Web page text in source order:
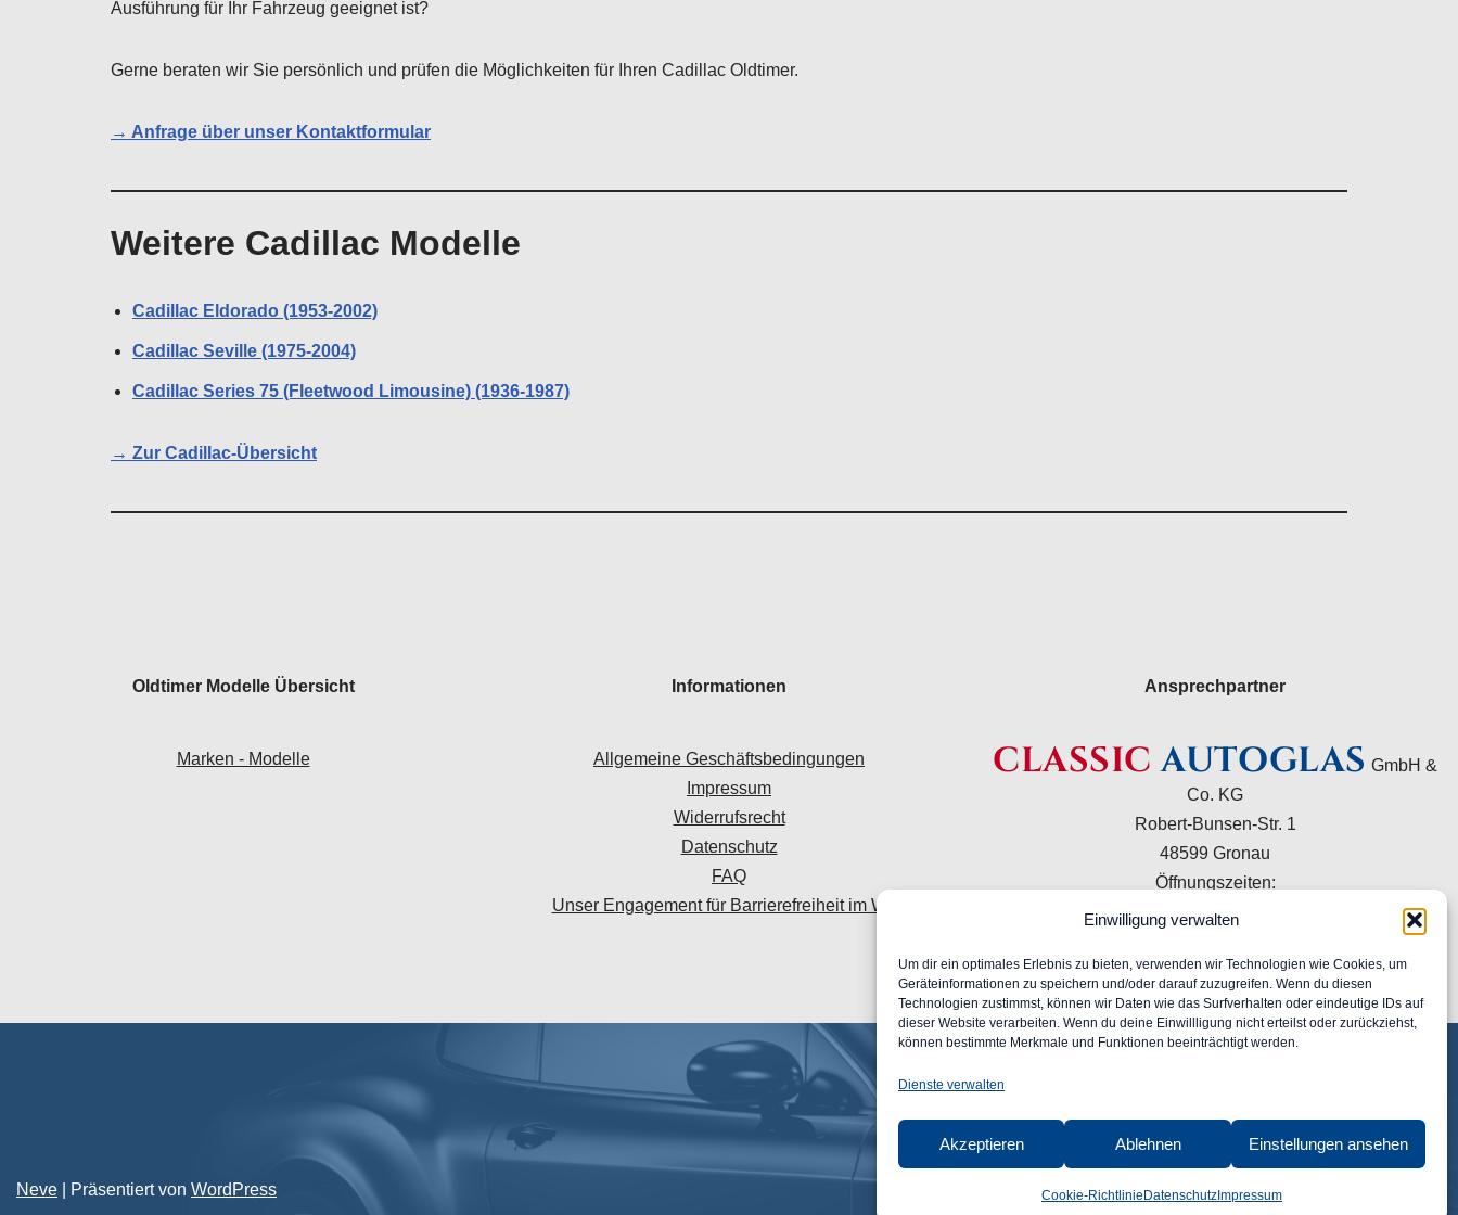
Einwilligung verwalten
Um dir ein optimales Erlebnis zu bieten, verwenden wir Technologien wie Cookies, um
Geräteinformationen zu speichern und/oder darauf zuzugreifen. Wenn du diesen
Technologien zustimmst, können wir Daten wie das Surfverhalten oder eindeutige IDs auf
dieser Website verarbeiten. Wenn du deine Einwillligung nicht erteilst oder zurückziehst,
können bestimmte Merkmale und Funktionen beeinträchtigt werden.
Dienste verwalten
Akzeptieren Ablehnen Einstellungen ansehen
Cookie-Richtlinie DatenschutzImpressum
Ausführung für Ihr Fahrzeug geeignet ist?
Gerne beraten wir Sie persönlich und prüfen die Möglichkeiten für Ihren Cadillac Oldtimer.
→ Anfrage über unser Kontaktformular
Weitere Cadillac Modelle
Cadillac Eldorado (1953-2002)
Cadillac Seville (1975-2004)
Cadillac Series 75 (Fleetwood Limousine) (1936-1987)
→ Zur Cadillac-Übersicht
Oldtimer Modelle Übersicht
Marken - Modelle
Informationen
Allgemeine Geschäftsbedingungen
Impressum
Widerrufsrecht
Datenschutz
FAQ
Unser Engagement für Barrierefreiheit im Web
Ansprechpartner
CLASSIC AUTOGLAS GmbH &
Co. KG
Robert-Bunsen-Str. 1
48599 Gronau
Öffnungszeiten:
Mo–Do 09:00–16:00 Uhr
+49 2562 9949120
info@classic-autoglas.de
Neve | Präsentiert von WordPress